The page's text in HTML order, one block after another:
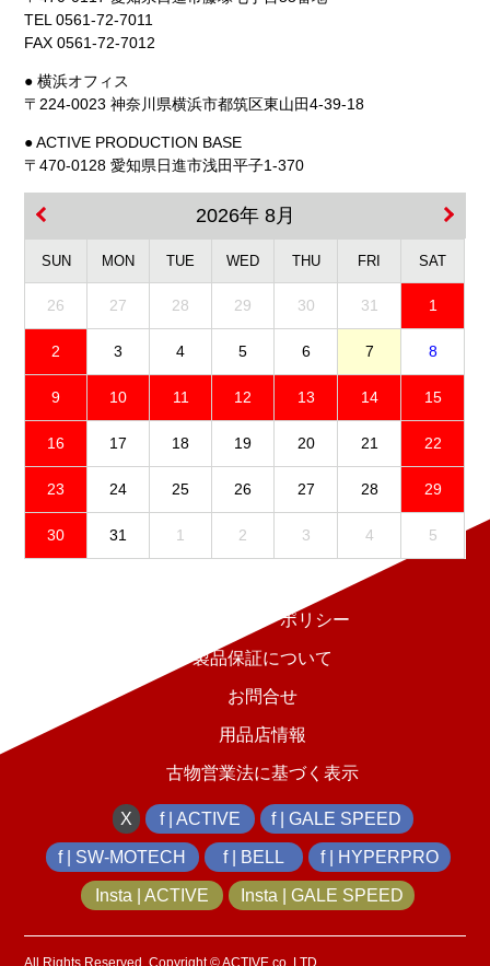
TEL 0561-72-7011
FAX 0561-72-7012
● 横浜オフィス
〒224-0023 神奈川県横浜市都筑区東山田4-39-18
● ACTIVE PRODUCTION BASE
〒470-0128 愛知県日進市浅田平子1-370
2026年 8月
SUN MON TUE WED THU FRI SAT
26 27 28 29 30 31 1
2 3 4 5 6 7 8
9 10 11 12 13 14 15
16 17 18 19 20 21 22
23 24 25 26 27 28 29
30 31 1 2 3 4 5
プライバシーポリシー
製品保証について
お問合せ
用品店情報
古物営業法に基づく表示
X f | ACTIVE f | GALE SPEED
f | SW-MOTECH f | BELL f | HYPERPRO
Insta | ACTIVE Insta | GALE SPEED